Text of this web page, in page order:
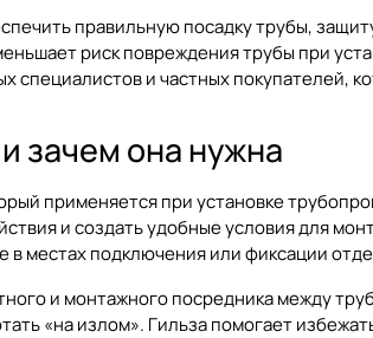
правильную посадку трубы,
риск повреждения трубы при
специалистов и частных покупателей,
зачем она нужна
применяется при установке
и создать удобные условия для
в местах подключения или фиксации
и монтажного посредника между
«на излом». Гильза помогает